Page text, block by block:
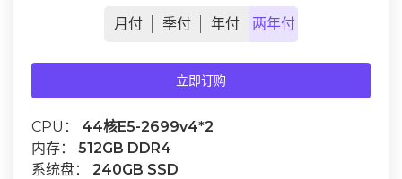
月 付 季付 年付 两年付
立即订购
CPU： 44核E5-2699v4*2
内存： 512GB DDR4
系统盘： 240GB SSD